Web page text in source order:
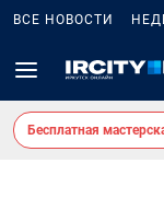
ВСЕ НОВОСТИ
Бесплатная